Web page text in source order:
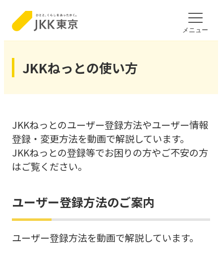
のページの本文へ移動
メニュー
JKKねっとの使い方
JKKねっとのユーザー登録方法やユーザー情報
登録・変更方法を動画で解説しています。
JKKねっとの登録等でお困りの方やご不安の方
はご覧ください。
ユーザー登録方法のご案内
ユーザー登録方法を動画で解説しています。